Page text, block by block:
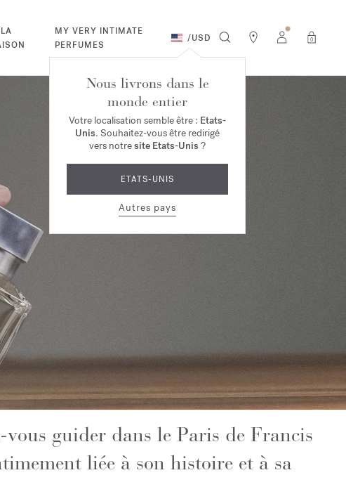
LA
MY VERY INTIMATE
PERFUMES
/USD 0
Nous livrons dans le
monde entier
Votre localisation semble être : Etats-
Unis. Souhaitez-vous être redirigé
vers notresite Etats-Unis ?
ETATS-UNIS
Autres pays
vous guider dans le Paris de Francis
liée à son histoire et à sa